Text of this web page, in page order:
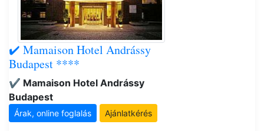
✔️ Mamaison Hotel Andrássy
Budapest ****
✔️ Mamaison Hotel Andrássy
Budapest
Árak, online foglalás Ajánlatkérés